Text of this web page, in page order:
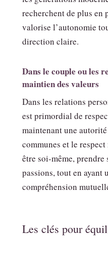
recherchent de plus en
valorise l’autonomie
direction claire.
Dans le couple ou les
maintien des valeurs
Dans les relations
est primordial de
maintenant une
communes et le
être soi-même,
passions, tout en ayant
compréhension
Les clés pour